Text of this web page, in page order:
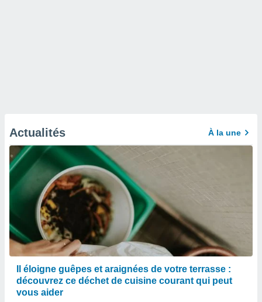
Actualités À la une
Il éloigne guêpes et araignées de votre terrasse :
découvrez ce déchet de cuisine courant qui peut
vous aider